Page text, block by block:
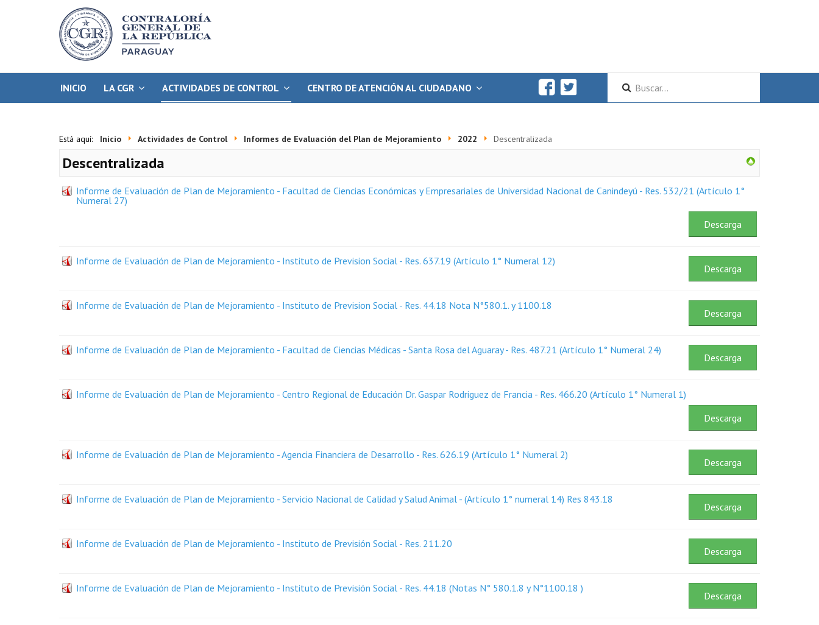
INICIO LA CGR ACTIVIDADES DE CONTROL CENTRO DE ATENCIÓN AL CIUDADANO
Está aquí: Inicio Actividades de Control Informes de Evaluación del Plan de Mejoramiento 2022 Descentralizada
Descentralizada
Informe de Evaluación de Plan de Mejoramiento - Facultad de Ciencias Económicas y Empresariales de Universidad Nacional de Canindeyú - Res. 532/21 (Artículo 1°
Numeral 27)
Descarga
Informe de Evaluación de Plan de Mejoramiento - Instituto de Prevision Social - Res. 637.19 (Artículo 1° Numeral 12)
Descarga
Informe de Evaluación de Plan de Mejoramiento - Instituto de Prevision Social - Res. 44.18 Nota N°580.1. y 1100.18
Descarga
Informe de Evaluación de Plan de Mejoramiento - Facultad de Ciencias Médicas - Santa Rosa del Aguaray - Res. 487.21 (Artículo 1° Numeral 24)
Descarga
Informe de Evaluación de Plan de Mejoramiento - Centro Regional de Educación Dr. Gaspar Rodriguez de Francia - Res. 466.20 (Artículo 1° Numeral 1)
Descarga
Informe de Evaluación de Plan de Mejoramiento - Agencia Financiera de Desarrollo - Res. 626.19 (Artículo 1° Numeral 2)
Descarga
Informe de Evaluación de Plan de Mejoramiento - Servicio Nacional de Calidad y Salud Animal - (Artículo 1° numeral 14) Res 843.18
Descarga
Informe de Evaluación de Plan de Mejoramiento - Instituto de Previsión Social - Res. 211.20
Descarga
Informe de Evaluación de Plan de Mejoramiento - Instituto de Previsión Social - Res. 44.18 (Notas N° 580.1.8 y N°1100.18 )
Descarga